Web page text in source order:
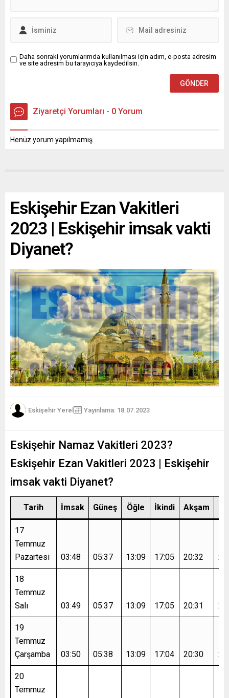
Daha sonraki yorumlarımda kullanılması için adım, e-posta adresim
ve site adresim bu tarayıcıya kaydedilsin.
Ziyaretçi Yorumları - 0 Yorum
Henüz yorum yapılmamış.
Eskişehir Ezan Vakitleri
2023 | Eskişehir imsak vakti
Diyanet?
Eskişehir Yerel Yayınlama: 18.07.2023
Eskişehir Namaz Vakitleri 2023?
Eskişehir Ezan Vakitleri 2023 | Eskişehir
imsak vakti Diyanet?
Tarih İmsak Güneş Öğle İkindi Akşam
17
Temmuz
Pazartesi
03:48 05:37 13:09 17:05 20:32
18
Temmuz
Salı
03:49 05:37 13:09 17:05 20:31
19
Temmuz
Çarşamba
03:50 05:38 13:09 17:04 20:30
20
Temmuz